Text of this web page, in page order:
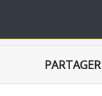
PARTAGER